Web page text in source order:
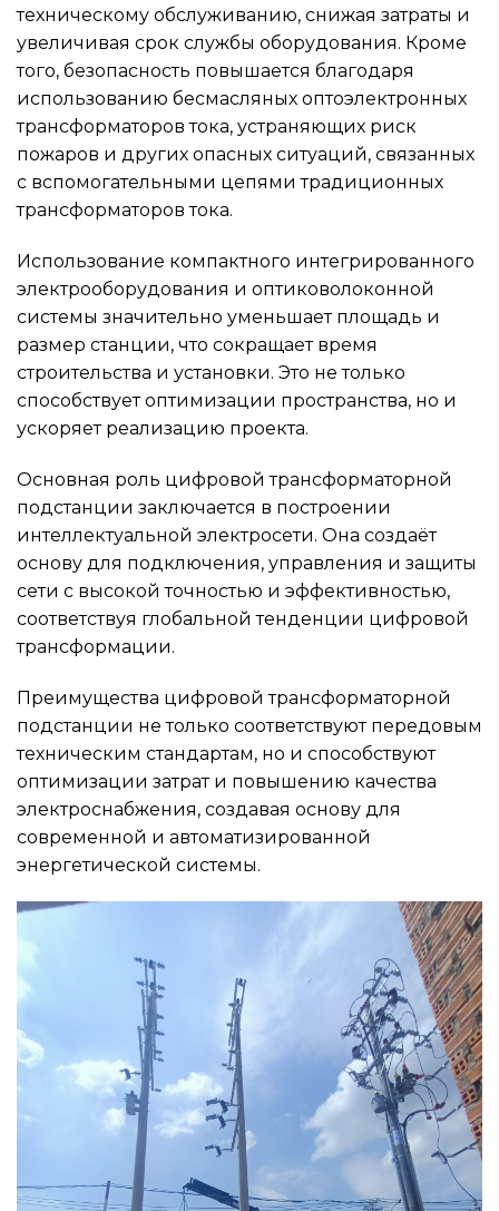
техническому обслуживанию, снижая затраты и
увеличивая срок службы оборудования. Кроме
того, безопасность повышается благодаря
использованию бесмасляных оптоэлектронных
трансформаторов тока, устраняющих риск
пожаров и других опасных ситуаций, связанных
с вспомогательными цепями традиционных
трансформаторов тока.
Использование компактного интегрированного
электрооборудования и оптиковолоконной
системы значительно уменьшает площадь и
размер станции, что сокращает время
строительства и установки. Это не только
способствует оптимизации пространства, но и
ускоряет реализацию проекта.
Основная роль цифровой трансформаторной
подстанции заключается в построении
интеллектуальной электросети. Она создаёт
основу для подключения, управления и защиты
сети с высокой точностью и эффективностью,
соответствуя глобальной тенденции цифровой
трансформации.
Преимущества цифровой трансформаторной
подстанции не только соответствуют передовым
техническим стандартам, но и способствуют
оптимизации затрат и повышению качества
электроснабжения, создавая основу для
современной и автоматизированной
энергетической системы.